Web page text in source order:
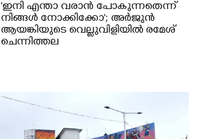
'ഇനി എന്താ വരാൻ പോകുന്നതെന്ന്
നിങ്ങൾ നോക്കിക്കോ'; അർജുൻ
ആയങ്കിയുടെ വെല്ലുവിളിയിൽ രമേശ്
ചെന്നിത്തല